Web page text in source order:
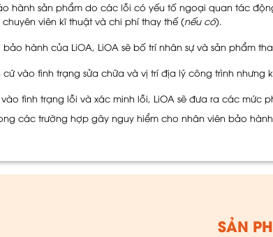
hành sản phẩm do các lỗi có yếu tố ngoại quan tác
viên kĩ thuật và chi phí thay thế (nếu có).
hành của LiOA, LiOA sẽ bố trí nhân sự và sản phẩm
vào tình trạng sửa chữa và vị trí địa lý công trình
tình trạng lỗi và xác minh lỗi, LiOA sẽ đưa ra các
các trường hợp gây nguy hiểm cho nhân viên bảo
SẢN